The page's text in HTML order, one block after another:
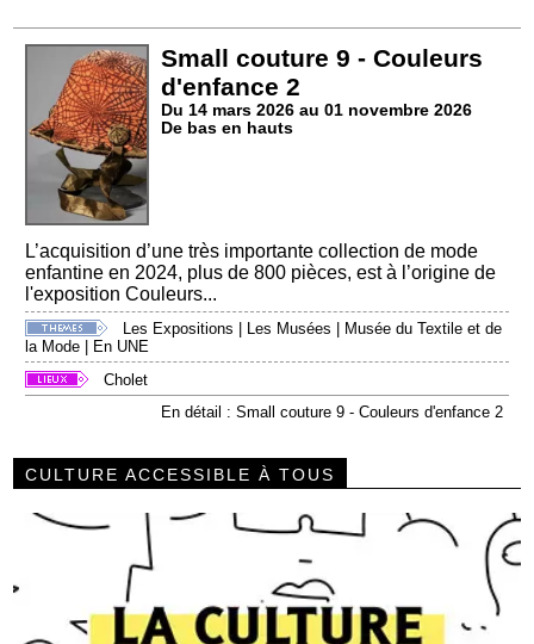
Small couture 9 - Couleurs
d'enfance 2
Du 14 mars 2026 au 01 novembre 2026
De bas en hauts
L’acquisition d’une très importante collection de mode
enfantine en 2024, plus de 800 pièces, est à l’origine de
l'exposition Couleurs...
Les Expositions Les Musées
Musée du Textile et de
la Mode
En UNE
Cholet
En détail : Small couture 9 - Couleurs d'enfance 2
CULTURE ACCESSIBLE À TOUS